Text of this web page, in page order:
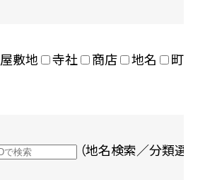
屋敷地 寺社 商店 地名
町村
（地名検索／分類選択